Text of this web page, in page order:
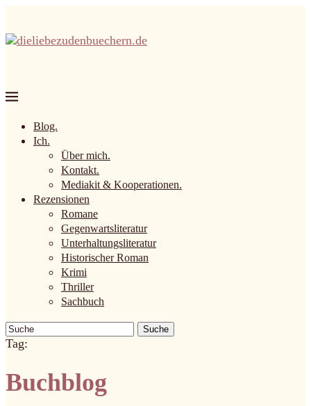
Blog.
Ich.
Über mich.
Kontakt.
Mediakit & Kooperationen.
Rezensionen
Romane
Gegenwartsliteratur
Unterhaltungsliteratur
Historischer Roman
Krimi
Thriller
Sachbuch
Suche
Tag:
Buchblog